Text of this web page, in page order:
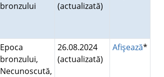
bronzului
(actualizată)
Epoca
bronzului,
Necunoscută,
26.08.2024
(actualizată)
Afişează*